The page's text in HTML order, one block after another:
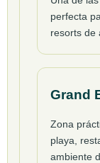
perfecta
resorts de
Grand
Zona
playa,
ambiente